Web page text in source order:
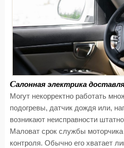
Салонная электрика
Могут некорректно работать
подогревы, датчик дождя или,
возникают неисправности
Маловат срок службы
контроля. Обычно его хватает